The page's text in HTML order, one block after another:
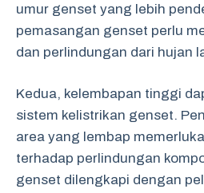
umur genset yang lebih
pemasangan genset perlu
dan perlindungan dari hujan
Kedua, kelembapan tinggi
sistem kelistrikan genset.
area yang lembap
terhadap perlindungan
genset dilengkapi dengan